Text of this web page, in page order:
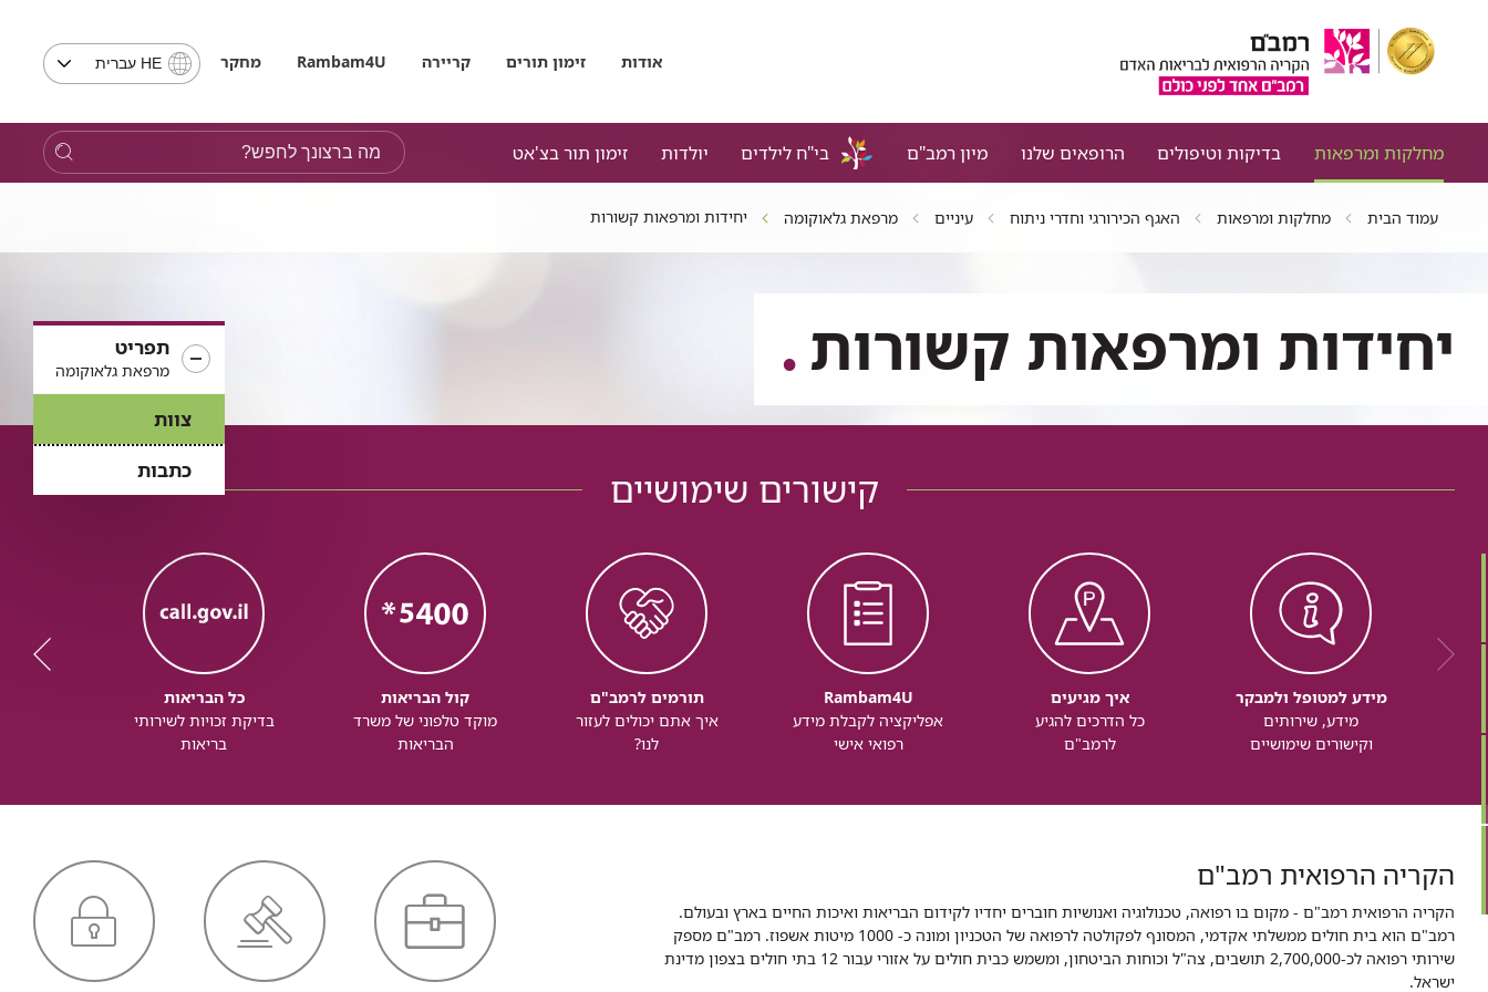
אודות זימון תורים קריירה Rambam4U מחקר
בחירת
שים
לב,
בבחירת
HE עברית
מחלקות ומרפאות בדיקות וטיפולים הרופאים שלנו מיון רמב"ם בי"ח לילדים יולדות זימון תור בצ'אט
מה
ברצונך
לחפש?
עמוד הבית מחלקות ומרפאות האגף הכירורגי וחדרי ניתוח עיניים מרפאת גלאוקומה יחידות ומרפאות קשורות
תפריט
מרפאת גלאוקומה
צוות
כתבות
יחידות ומרפאות קשורות
קישורים שימושיים
מידע למטופל ולמבקר
מידע, שירותים
וקישורים שימושיים
איך מגיעים
כל הדרכים להגיע
לרמב"ם
Rambam4U
אפליקציה לקבלת מידע
רפואי אישי
תורמים לרמב"ם
איך אתם יכולים לעזור
לנו?
קול הבריאות
מוקד טלפוני של משרד
הבריאות
כל הבריאות
בדיקת זכויות לשירותי
בריאות
הקריה הרפואית רמב"ם
הקריה הרפואית רמב"ם - מקום בו רפואה, טכנולוגיה ואנושיות חוברים יחדיו לקידום הבריאות ואיכות החיים בארץ ובעולם.
רמב"ם הוא בית חולים ממשלתי אקדמי, המסונף לפקולטה לרפואה של הטכניון ומונה כ- 1000 מיטות אשפוז. רמב"ם מספק
שירותי רפואה לכ-2,700,000 תושבים, צה"ל וכוחות הביטחון, ומשמש כבית חולים על אזורי עבור 12 בתי חולים בצפון מדינת
ישראל.